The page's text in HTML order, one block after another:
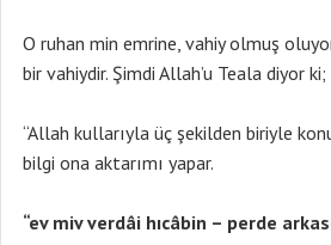
O ruhan min emrine, vahiy olmuş oluyor.
bir vahiydir. Şimdi Allah’u Teala diyor ki;
“Allah kullarıyla üç şekilden biriyle
bilgi ona aktarımı yapar.
“ev miv verdâi hıcâbin – perde